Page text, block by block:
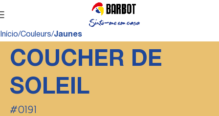
Início Couleurs Jaunes
COUCHER DE
SOLEIL
#0191